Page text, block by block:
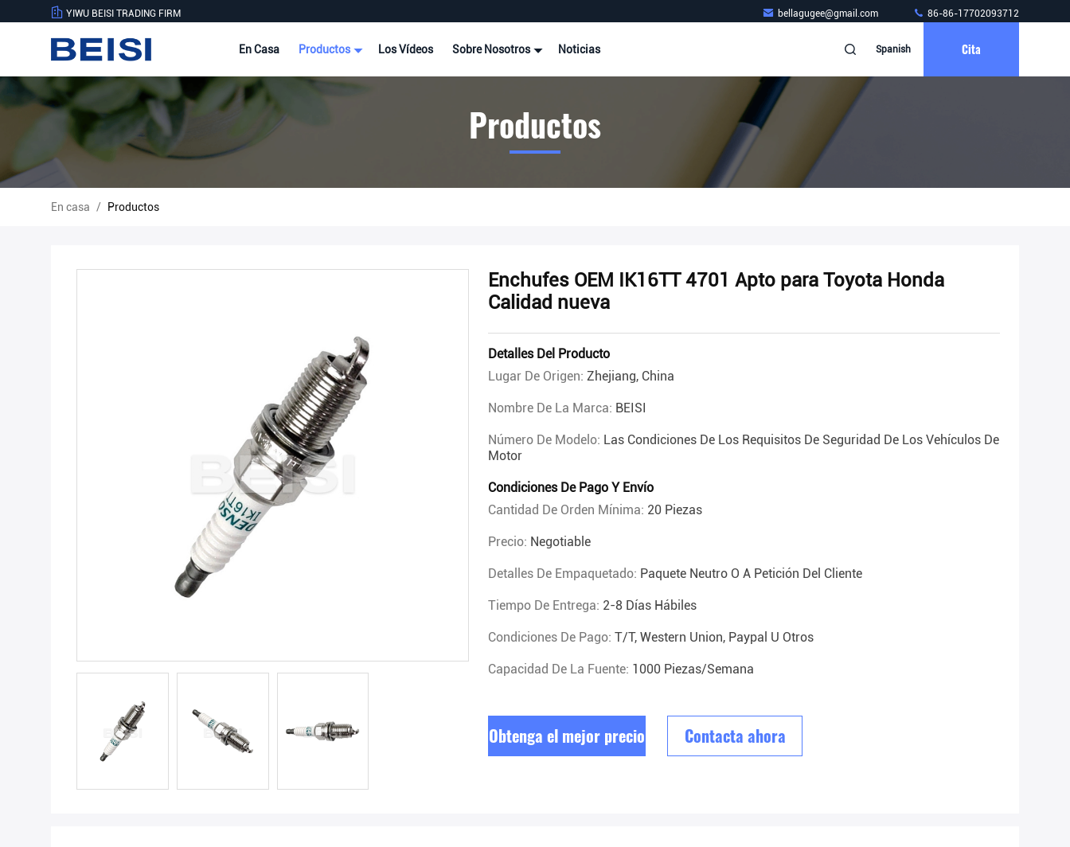
YIWU BEISI TRADING FIRM bellagugee@gmail.com 86-86-17702093712
En Casa Productos Los Vídeos Sobre Nosotros Noticias Spanish Cita
Productos
En casa / Productos
Enchufes OEM IK16TT 4701 Apto para Toyota Honda
Calidad nueva
Detalles Del Producto
Lugar De Origen: Zhejiang, China
Nombre De La Marca: BEISI
Número De Modelo: Las Condiciones De Los Requisitos De Seguridad De Los Vehículos De
Motor
Condiciones De Pago Y Envío
Cantidad De Orden Mínima: 20 Piezas
Precio: Negotiable
Detalles De Empaquetado: Paquete Neutro O A Petición Del Cliente
Tiempo De Entrega: 2-8 Días Hábiles
Condiciones De Pago: T/T, Western Union, Paypal U Otros
Capacidad De La Fuente: 1000 Piezas/semana
Obtenga el mejor precio Contacta ahora